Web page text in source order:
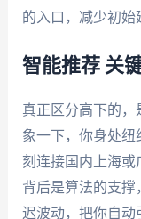
的入口，减少初始
智能推荐 关
真正区分高下的，
象一下，你身处
刻连接国内上海或
背后是算法的支
迟波动，把你自动